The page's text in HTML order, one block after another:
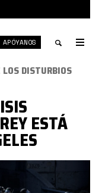
Toggle
APÓYANOS
DISTURBIOS
ESTÁ